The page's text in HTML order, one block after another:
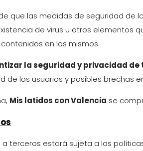
que las medidas de seguridad
de virus u otros elementos
en los mismos.
la seguridad y privacidad de
los usuarios y posibles brechas
Mis latidos con Valencia se
terceros estará sujeta a las